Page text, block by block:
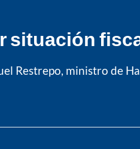
situación
Restrepo, ministro de